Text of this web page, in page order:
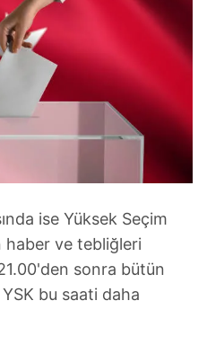
ise Yüksek Seçim
haber ve tebliğleri
sonra bütün
bu saati daha